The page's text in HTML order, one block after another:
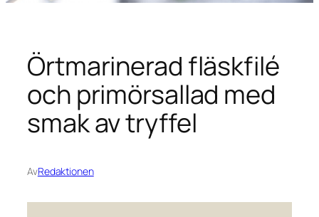
Örtmarinerad fläskfilé
och primörsallad med
smak av tryffel
AvRedaktionen